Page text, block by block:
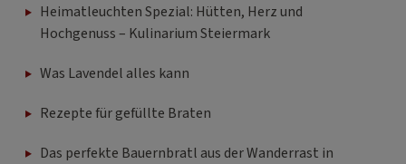
Heimatleuchten Spezial: Hütten, Herz und
Hochgenuss – Kulinarium Steiermark
Was Lavendel alles kann
Rezepte für gefüllte Braten
Das perfekte Bauernbratl aus der Wanderrast in